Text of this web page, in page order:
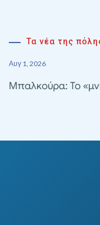
Τα νέα της
Αυγ 1, 2026
Μπαλκούρα: Το